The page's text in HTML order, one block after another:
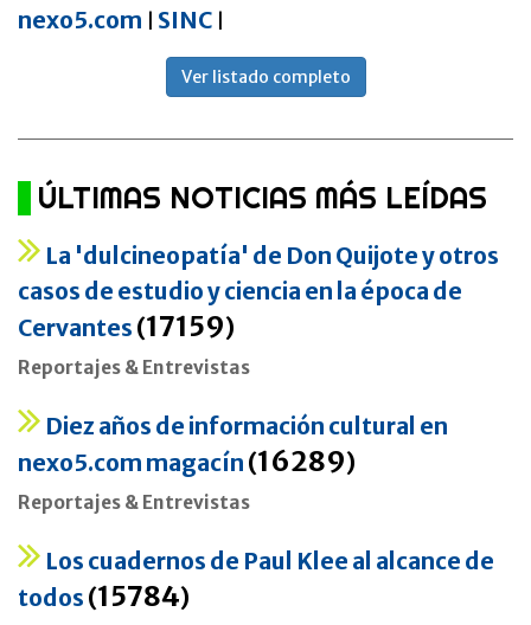
nexo5.com SINC
Ver listado completo
ÚLTIMAS NOTICIAS MÁS LEÍDAS
La 'dulcineopatía' de Don Quijote y otros
casos de estudio y ciencia en la época de
Cervantes (17159)
Reportajes & Entrevistas
Diez años de información cultural en
nexo5.com magacín (16289)
Reportajes & Entrevistas
Los cuadernos de Paul Klee al alcance de
todos (15784)